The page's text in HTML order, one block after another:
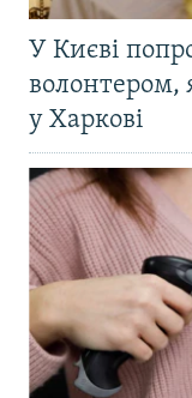
У Києві
волонтером,
у Харкові